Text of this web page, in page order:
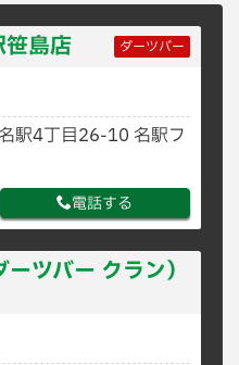
島店 ダーツバー
駅4丁目26-10 名駅フ
電話する
ツバー クラン）